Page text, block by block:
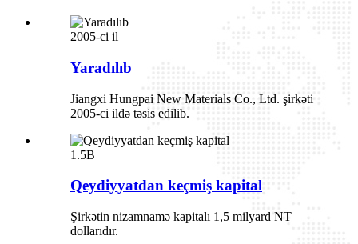
2005-ci il
Yaradılıb
Jiangxi Hungpai New Materials Co., Ltd. şirkəti
2005-ci ildə təsis edilib.
1.5B
Qeydiyyatdan keçmiş kapital
Şirkətin nizamnamə kapitalı 1,5 milyard NT
dollarıdır.